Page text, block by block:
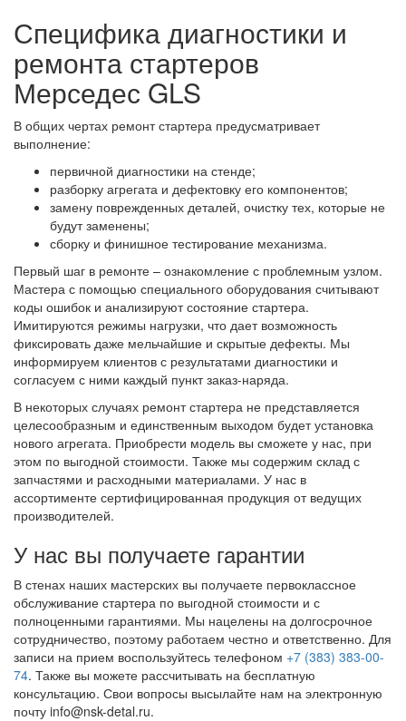
Специфика диагностики и
ремонта стартеров
Мерседес GLS
В общих чертах ремонт стартера предусматривает
выполнение:
первичной диагностики на стенде;
разборку агрегата и дефектовку его компонентов;
замену поврежденных деталей, очистку тех, которые не
будут заменены;
сборку и финишное тестирование механизма.
Первый шаг в ремонте – ознакомление с проблемным узлом.
Мастера с помощью специального оборудования считывают
коды ошибок и анализируют состояние стартера.
Имитируются режимы нагрузки, что дает возможность
фиксировать даже мельчайшие и скрытые дефекты. Мы
информируем клиентов с результатами диагностики и
согласуем с ними каждый пункт заказ-наряда.
В некоторых случаях ремонт стартера не представляется
целесообразным и единственным выходом будет установка
нового агрегата. Приобрести модель вы сможете у нас, при
этом по выгодной стоимости. Также мы содержим склад с
запчастями и расходными материалами. У нас в
ассортименте сертифицированная продукция от ведущих
производителей.
У нас вы получаете гарантии
В стенах наших мастерских вы получаете первоклассное
обслуживание стартера по выгодной стоимости и с
полноценными гарантиями. Мы нацелены на долгосрочное
сотрудничество, поэтому работаем честно и ответственно. Для
записи на прием воспользуйтесь телефоном +7 (383) 383-00-
74. Также вы можете рассчитывать на бесплатную
консультацию. Свои вопросы высылайте нам на электронную
почту info@nsk-detal.ru.